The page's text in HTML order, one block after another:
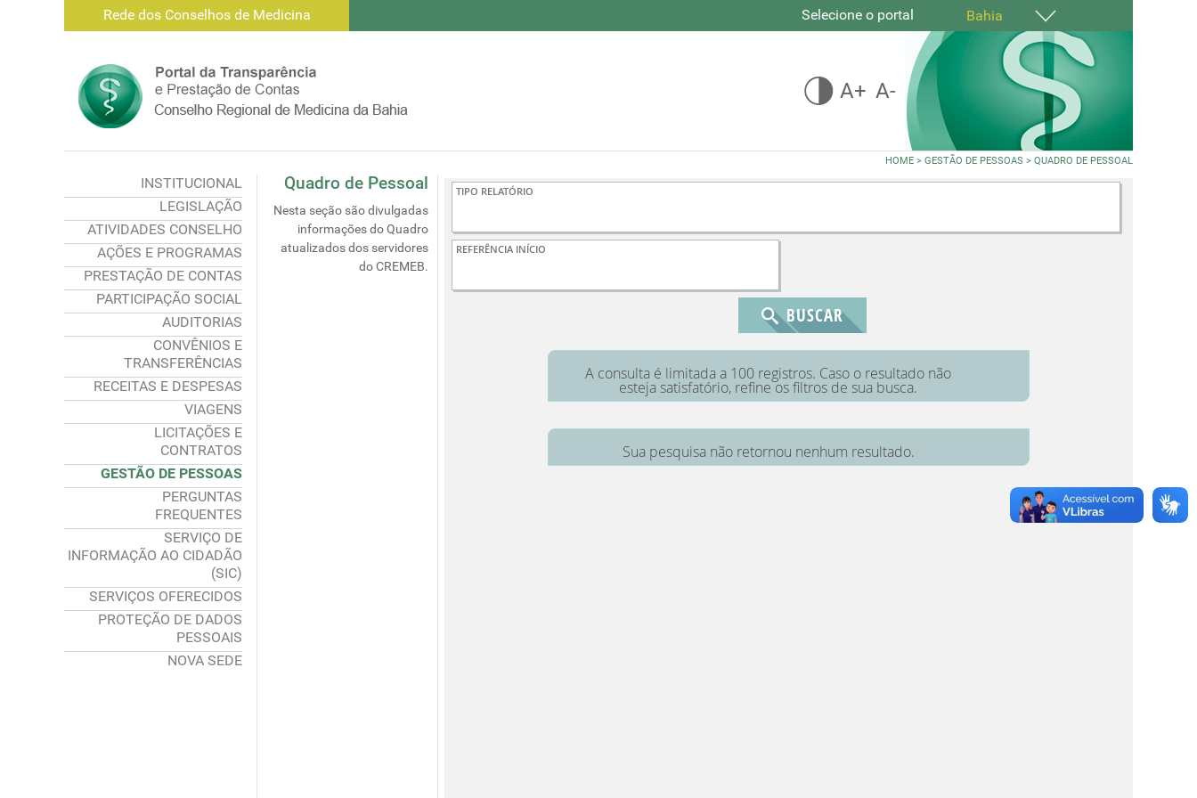
Rede dos Conselhos de Medicina Selecione o portal Bahia
A+ A-
HOME > GESTÃO DE PESSOAS > QUADRO DE PESSOAL
INSTITUCIONAL
LEGISLAÇÃO
ATIVIDADES CONSELHO
AÇÕES E PROGRAMAS
PRESTAÇÃO DE CONTAS
PARTICIPAÇÃO SOCIAL
AUDITORIAS
CONVÊNIOS E
TRANSFERÊNCIAS
RECEITAS E DESPESAS
VIAGENS
LICITAÇÕES E
CONTRATOS
GESTÃO DE PESSOAS
PERGUNTAS
FREQUENTES
SERVIÇO DE
INFORMAÇÃO AO CIDADÃO
(SIC)
SERVIÇOS OFERECIDOS
PROTEÇÃO DE DADOS
PESSOAIS
NOVA SEDE
Quadro de Pessoal
Nesta seção são divulgadas
informações do Quadro
atualizados dos servidores
do CREMEB.